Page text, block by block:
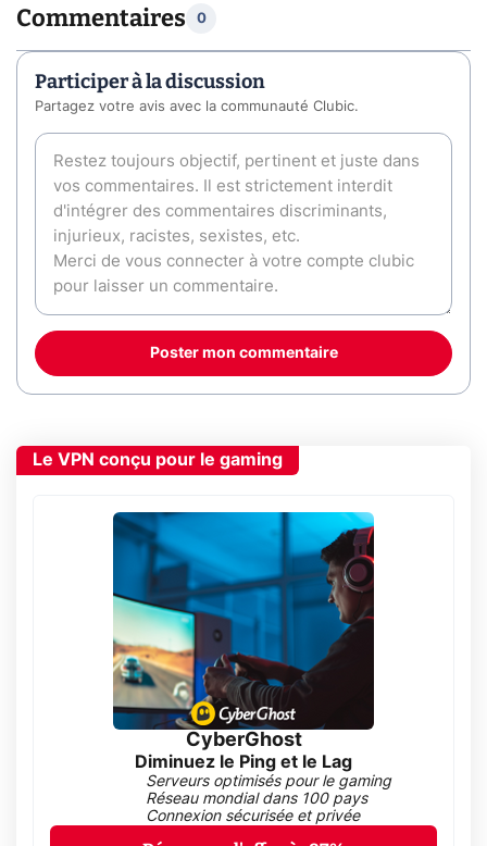
Commentaires 0
Participer à la discussion
Partagez votre avis avec la communauté Clubic.
Poster mon commentaire
Le VPN conçu pour le gaming
CyberGhost
Diminuez le Ping et le Lag
Serveurs optimisés pour le gaming
Réseau mondial dans 100 pays
Connexion sécurisée et privée